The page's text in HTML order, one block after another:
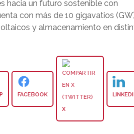
hacia un futuro sostenible con
con más de 10 gigavatios
y almacenamiento en
FACEBOOK
X